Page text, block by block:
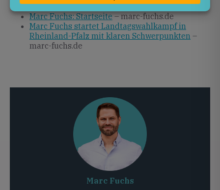
kl.de
Marc Fuchs: Startseite– marc-fuchs.de
Marc Fuchs startet Landtagswahlkampf in
Rheinland-Pfalz mit klaren Schwerpunkten –
marc-fuchs.de
Marc Fuchs